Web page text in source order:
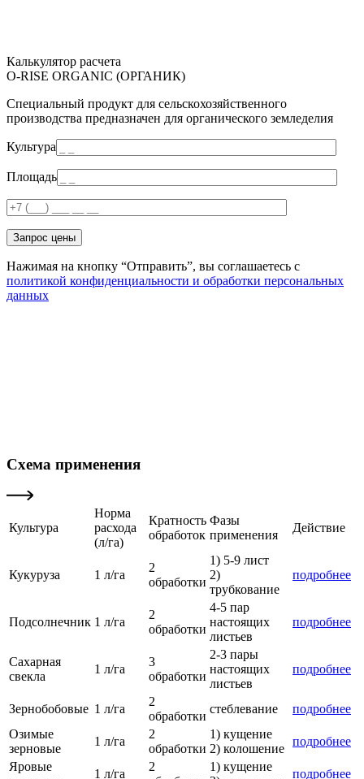
Калькулятор расчета
O-RISE ORGANIC (ОРГАНИК)
Специальный продукт для сельскохозяйственного
производства предназначен для органического земледелия
Культура
Площадь
Запрос цены
Нажимая на кнопку “Отправить”, вы соглашаетесь с
политикой конфиденциальности и обработки персональных
данных
Схема применения
Культура
Норма
расхода
(л/га)
Кратность
обработок
Фазы
применения
Действие
Кукуруза 1 л/га
2
обработки
1) 5-9 лист
2)
трубкование
подробнее
Подсолнечник 1 л/га
2
обработки
4-5 пар
настоящих
листьев
подробнее
Сахарная
свекла
1 л/га
3
обработки
2-3 пары
настоящих
листьев
подробнее
Зернобобовые 1 л/га
2
обработки
стеблевание
подробнее
Озимые
зерновые
1 л/га
2
обработки
1) кущение
2) колошение
подробнее
Яровые
1 л/га
2
1) кущение
подробнее